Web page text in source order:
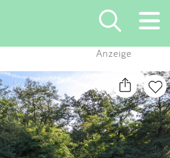
×
Suchen
Eintragen
App
Anzeige